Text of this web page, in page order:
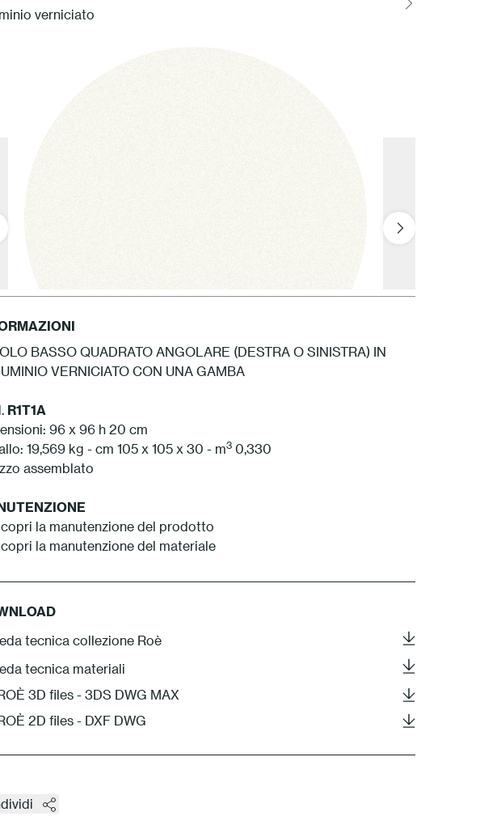
verniciato
BASSO QUADRATO ANGOLARE (DESTRA O SINISTRA) IN
VERNICIATO CON UNA GAMBA
R1T1A
96 x 96 h 20 cm
19,569 kg - cm 105 x 105 x 30 - m3 0,330
assemblato
la manutenzione del prodotto
la manutenzione del materiale
tecnica collezione Roè
tecnica materiali
3D files - 3DS DWG MAX
2D files - DXF DWG